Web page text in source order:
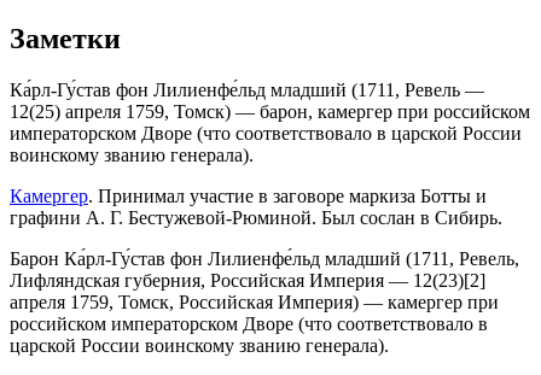
Заметки
Ка́рл-Гу́став фон Лилиенфе́льд младший (1711, Ревель —
12(25) апреля 1759, Томск) — барон, камергер при российском
императорском Дворе (что соответствовало в царской России
воинскому званию генерала).
Камергер. Принимал участие в заговоре маркиза Ботты и
графини А. Г. Бестужевой-Рюминой. Был сослан в Сибирь.
Барон Ка́рл-Гу́став фон Лилиенфе́льд младший (1711, Ревель,
Лифляндская губерния, Российская Империя — 12(23)[2]
апреля 1759, Томск, Российская Империя) — камергер при
российском императорском Дворе (что соответствовало в
царской России воинскому званию генерала).